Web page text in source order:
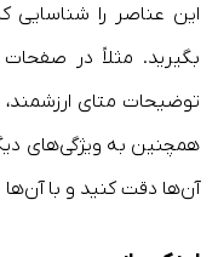
این عناصر را شناسایی
بگیرید. مثلاً در
همچنین به ویژگی‌های
آن‌ها دقت کنید و با آن‌ها